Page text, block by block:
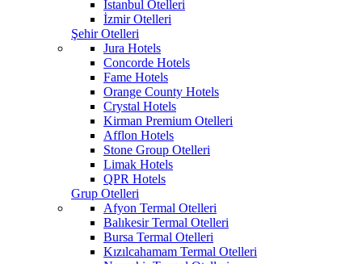
İstanbul Otelleri
İzmir Otelleri
Şehir Otelleri
Jura Hotels
Concorde Hotels
Fame Hotels
Orange County Hotels
Crystal Hotels
Kirman Premium Otelleri
Afflon Hotels
Stone Group Otelleri
Limak Hotels
QPR Hotels
Grup Otelleri
Afyon Termal Otelleri
Balıkesir Termal Otelleri
Bursa Termal Otelleri
Kızılcahamam Termal Otelleri